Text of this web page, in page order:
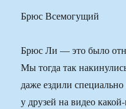
Брюс Всемогущий
Брюс Ли — это было
Мы тогда так
даже ездили
у друзей на видео